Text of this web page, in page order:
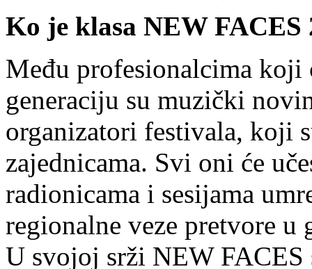
Ko je klasa NEW FACES
Među profesionalcima koji
generaciju su muzički
organizatori festivala, koji
zajednicama. Svi oni će
radionicama i sesijama
regionalne veze pretvore u
U svojoj srži NEW